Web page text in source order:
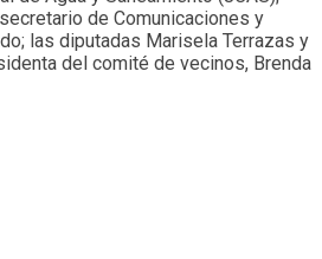
de Comunicaciones y
las diputadas Marisela Terrazas y
del comité de vecinos, Brenda